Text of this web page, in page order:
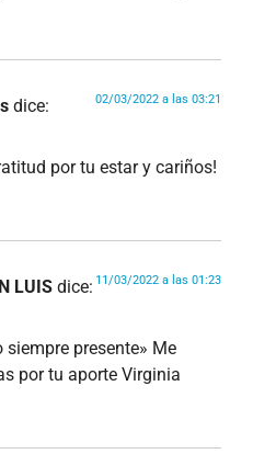
dice: 02/03/2022 a las 03:21
por tu estar y cariños!
LUIS dice: 11/03/2022 a las 01:23
presente» Me
por tu aporte Virginia